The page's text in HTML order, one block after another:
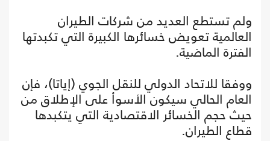
ولم تستطع العديد من شركات الطيران
العالمية تعويض خسائرها الكبيرة التي تكبدتها
الفترة الماضية.
ووفقا للاتحاد الدولي للنقل الجوي (إياتا)، فإن
العام الحالي سيكون الأسوأ على الإطلاق من
حيث حجم الخسائر الاقتصادية التي يتكبدها
قطاع الطيران.